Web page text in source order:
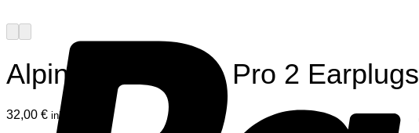
Alpine MusicSafe Pro 2 Earplugs
32,00 € inkl. Mwst